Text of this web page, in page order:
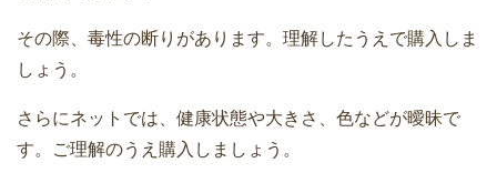
その際、毒性の断りがあります。理解したうえで購入しま
しょう。
さらにネットでは、健康状態や大きさ、色などが曖昧で
す。ご理解のうえ購入しましょう。